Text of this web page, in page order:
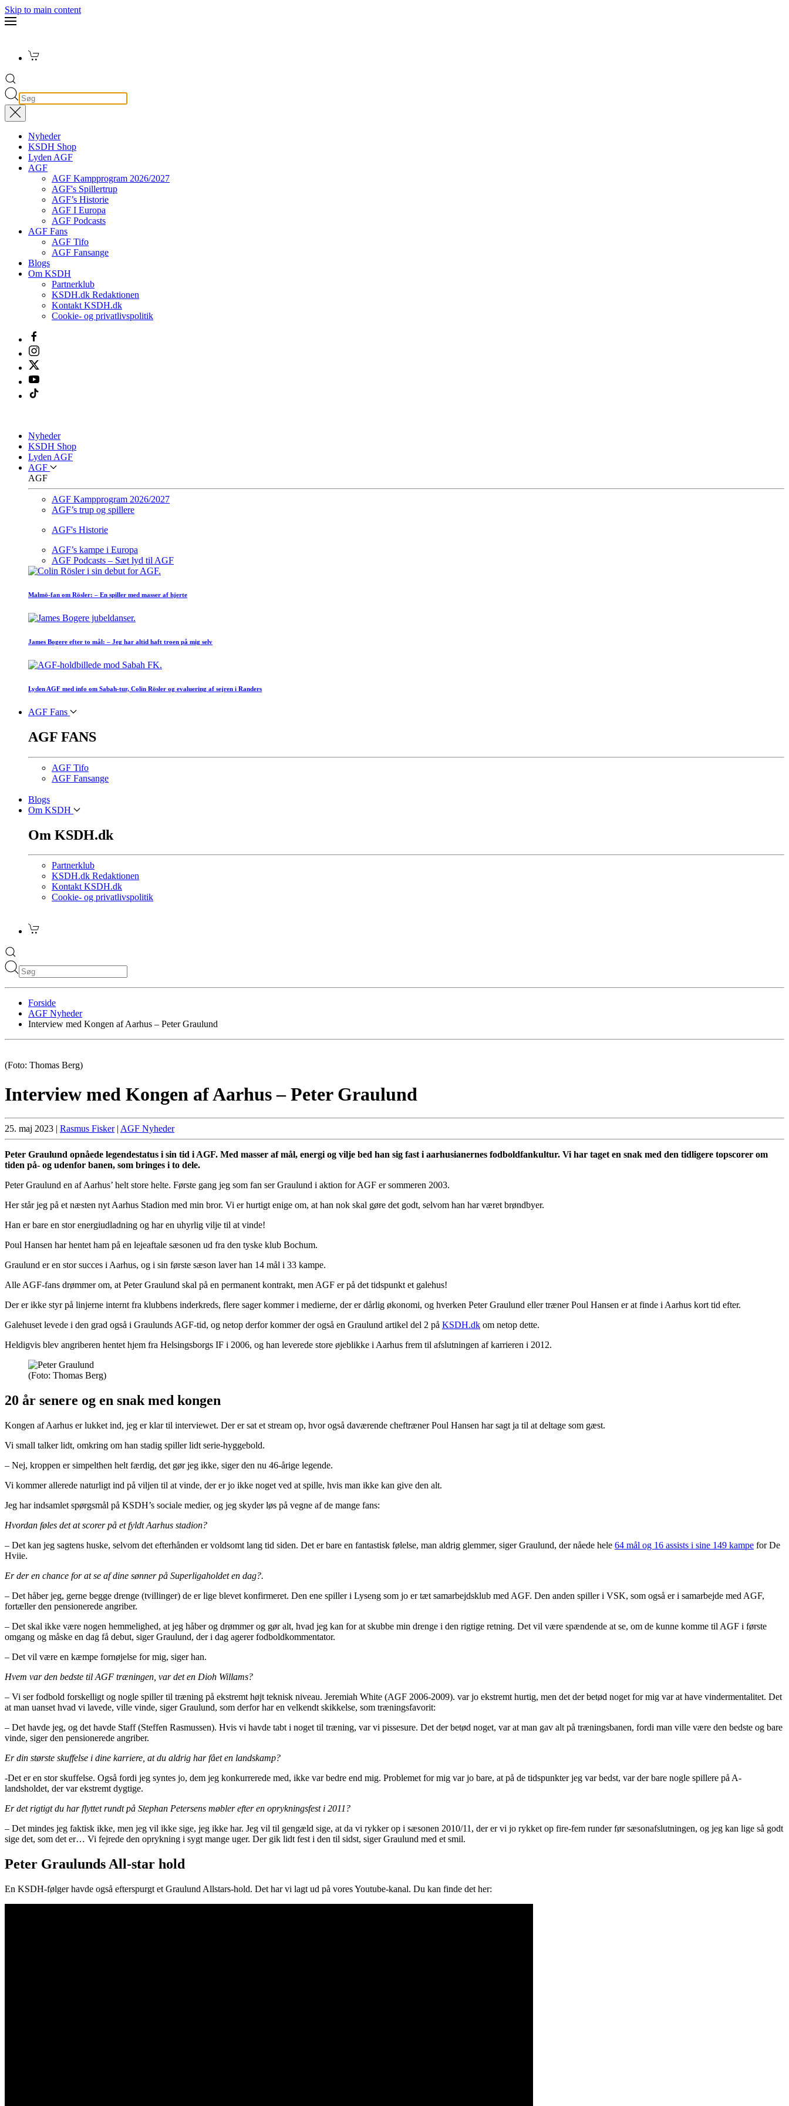
Skip to main content
Nyheder
KSDH Shop
Lyden AGF
AGF
AGF Kampprogram 2026/2027
AGF's Spillertrup
AGF’s Historie
AGF I Europa
AGF Podcasts
AGF Fans
AGF Tifo
AGF Fansange
Blogs
Om KSDH
Partnerklub
KSDH.dk Redaktionen
Kontakt KSDH.dk
Cookie- og privatlivspolitik
Nyheder
KSDH Shop
Lyden AGF
AGF
AGF
AGF Kampprogram 2026/2027
AGF’s trup og spillere
AGF's Historie
AGF’s kampe i Europa
AGF Podcasts – Sæt lyd til AGF
Malmö-fan om Rösler: – En spiller med masser af hjerte
James Bogere efter to mål: – Jeg har altid haft troen på mig selv
Lyden AGF med info om Sabah-tur, Colin Rösler og evaluering af sejren i Randers
AGF Fans
AGF FANS
AGF Tifo
AGF Fansange
Blogs
Om KSDH
Om KSDH.dk
Partnerklub
KSDH.dk Redaktionen
Kontakt KSDH.dk
Cookie- og privatlivspolitik
Forside
AGF Nyheder
Interview med Kongen af Aarhus – Peter Graulund
(Foto: Thomas Berg)
Interview med Kongen af Aarhus – Peter Graulund
25. maj 2023 | Rasmus Fisker| AGF Nyheder
Peter Graulund opnåede legendestatus i sin tid i AGF. Med masser af mål, energi og vilje bed han sig fast i aarhusianernes fodboldfankultur. Vi har taget en snak med den tidligere topscorer om
tiden på- og udenfor banen, som bringes i to dele.
Peter Graulund en af Aarhus’ helt store helte. Første gang jeg som fan ser Graulund i aktion for AGF er sommeren 2003.
Her står jeg på et næsten nyt Aarhus Stadion med min bror. Vi er hurtigt enige om, at han nok skal gøre det godt, selvom han har været brøndbyer.
Han er bare en stor energiudladning og har en uhyrlig vilje til at vinde!
Poul Hansen har hentet ham på en lejeaftale sæsonen ud fra den tyske klub Bochum.
Graulund er en stor succes i Aarhus, og i sin første sæson laver han 14 mål i 33 kampe.
Alle AGF-fans drømmer om, at Peter Graulund skal på en permanent kontrakt, men AGF er på det tidspunkt et galehus!
Der er ikke styr på linjerne internt fra klubbens inderkreds, flere sager kommer i medierne, der er dårlig økonomi, og hverken Peter Graulund eller træner Poul Hansen er at finde i Aarhus kort tid efter.
Galehuset levede i den grad også i Graulunds AGF-tid, og netop derfor kommer der også en Graulund artikel del 2 på KSDH.dk om netop dette.
Heldigvis blev angriberen hentet hjem fra Helsingsborgs IF i 2006, og han leverede store øjeblikke i Aarhus frem til afslutningen af karrieren i 2012.
(Foto: Thomas Berg)
20 år senere og en snak med kongen
Kongen af Aarhus er lukket ind, jeg er klar til interviewet. Der er sat et stream op, hvor også daværende cheftræner Poul Hansen har sagt ja til at deltage som gæst.
Vi small talker lidt, omkring om han stadig spiller lidt serie-hyggebold.
– Nej, kroppen er simpelthen helt færdig, det gør jeg ikke, siger den nu 46-årige legende.
Vi kommer allerede naturligt ind på viljen til at vinde, der er jo ikke noget ved at spille, hvis man ikke kan give den alt.
Jeg har indsamlet spørgsmål på KSDH’s sociale medier, og jeg skyder løs på vegne af de mange fans:
Hvordan føles det at scorer på et fyldt Aarhus stadion?
– Det kan jeg sagtens huske, selvom det efterhånden er voldsomt lang tid siden. Det er bare en fantastisk følelse, man aldrig glemmer, siger Graulund, der nåede hele 64 mål og 16 assists i sine 149 kampe for De
Hviie.
Er der en chance for at se af dine sønner på Superligaholdet en dag?.
– Det håber jeg, gerne begge drenge (tvillinger) de er lige blevet konfirmeret. Den ene spiller i Lyseng som jo er tæt samarbejdsklub med AGF. Den anden spiller i VSK, som også er i samarbejde med AGF,
fortæller den pensionerede angriber.
– Det skal ikke være nogen hemmelighed, at jeg håber og drømmer og gør alt, hvad jeg kan for at skubbe min drenge i den rigtige retning. Det vil være spændende at se, om de kunne komme til AGF i første
omgang og måske en dag få debut, siger Graulund, der i dag agerer fodboldkommentator.
– Det vil være en kæmpe fornøjelse for mig, siger han.
Hvem var den bedste til AGF træningen, var det en Dioh Willams?
– Vi ser fodbold forskelligt og nogle spiller til træning på ekstremt højt teknisk niveau. Jeremiah White (AGF 2006-2009). var jo ekstremt hurtig, men det der betød noget for mig var at have vindermentalitet. Det
at man uanset hvad vi lavede, ville vinde, siger Graulund, som derfor har en velkendt skikkelse, som træningsfavorit:
– Det havde jeg, og det havde Staff (Steffen Rasmussen). Hvis vi havde tabt i noget til træning, var vi pissesure. Det der betød noget, var at man gav alt på træningsbanen, fordi man ville være den bedste og bare
vinde, siger den pensionerede angriber.
Er din største skuffelse i dine karriere, at du aldrig har fået en landskamp?
-Det er en stor skuffelse. Også fordi jeg syntes jo, dem jeg konkurrerede med, ikke var bedre end mig. Problemet for mig var jo bare, at på de tidspunkter jeg var bedst, var der bare nogle spillere på A-
landsholdet, der var ekstremt dygtige.
Er det rigtigt du har flyttet rundt på Stephan Petersens møbler efter en oprykningsfest i 2011?
– Det mindes jeg faktisk ikke, men jeg vil ikke sige, jeg ikke har. Jeg vil til gengæld sige, at da vi rykker op i sæsonen 2010/11, der er vi jo rykket op fire-fem runder før sæsonafslutningen, og jeg kan lige så godt
sige det, som det er… Vi fejrede den oprykning i sygt mange uger. Der gik lidt fest i den til sidst, siger Graulund med et smil.
Peter Graulunds All-star hold
En KSDH-følger havde også efterspurgt et Graulund Allstars-hold. Det har vi lagt ud på vores Youtube-kanal. Du kan finde det her: